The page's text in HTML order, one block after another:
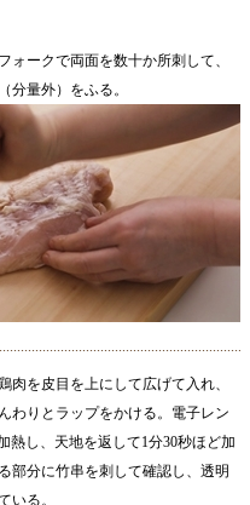
ォークで両面を数十か所刺して、
分量外）をふる。
肉を皮目を上にして広げて入れ、
わりとラップをかける。電子レン
熱し、天地を返して1分30秒ほど加
部分に竹串を刺して確認し、透明
いる。